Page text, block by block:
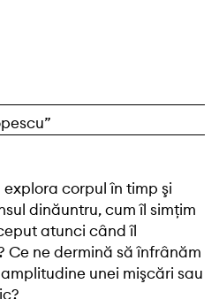
corpul în timp şi
dinăuntru, cum îl simţim
atunci când îl
Ce ne dermină să înfrânăm
unei mişcări sau